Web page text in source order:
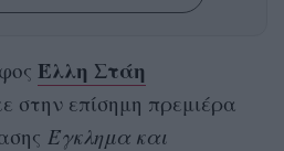
Έλλη Στάη
στην επίσημη πρεμιέρα
Έγκλημα και